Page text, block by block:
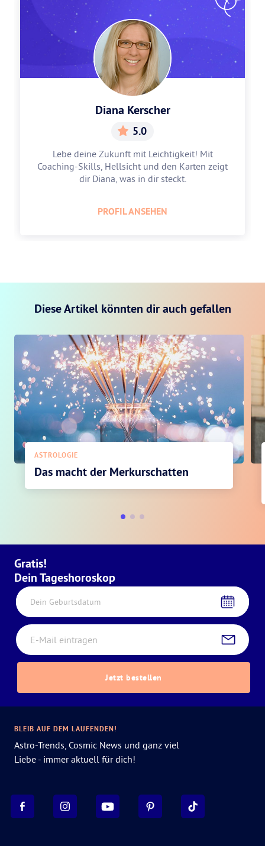
Diana Kerscher
5.0
Lebe deine Zukunft mit Leichtigkeit! Mit
Coaching-Skills, Hellsicht und den Karten zeigt
dir Diana, was in dir steckt.
PROFIL ANSEHEN
Diese Artikel könnten dir auch gefallen
ASTROLOGIE
Das macht der Merkurschatten
Gratis!
Dein Tageshoroskop
Dein Geburtsdatum
Jetzt bestellen
BLEIB AUF DEM LAUFENDEN!
Astro-Trends, Cosmic News und ganz viel
Liebe - immer aktuell für dich!